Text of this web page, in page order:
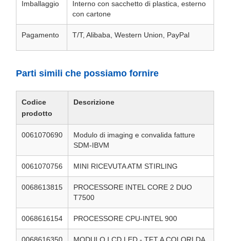
Imballaggio
Interno con sacchetto di plastica, esterno
con cartone
Pagamento T/T, Alibaba, Western Union, PayPal
Parti simili che possiamo fornire
Codice
prodotto
Descrizione
0061070690
Modulo di imaging e convalida fatture
SDM-IBVM
0061070756 MINI RICEVUTA ATM STIRLING
0068613815
PROCESSORE INTEL CORE 2 DUO
T7500
0068616154 PROCESSORE CPU-INTEL 900